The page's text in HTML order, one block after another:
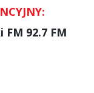
92.7 FM
Wawer: